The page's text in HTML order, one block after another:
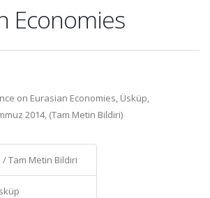
Economies
on Eurasian Economies, Üsküp,
2014, (Tam Metin Bildiri)
/ Tam Metin Bildiri